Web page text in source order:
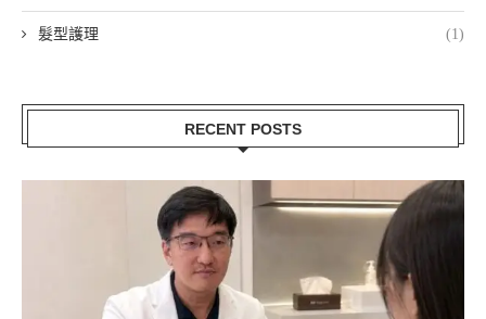
髮型護理 (1)
RECENT POSTS